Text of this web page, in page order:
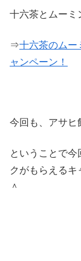
十六茶とムーミ
⇒十六茶のムー
ャンペーン！
今回も、アサヒ
ということで
クがもらえるキ
＾